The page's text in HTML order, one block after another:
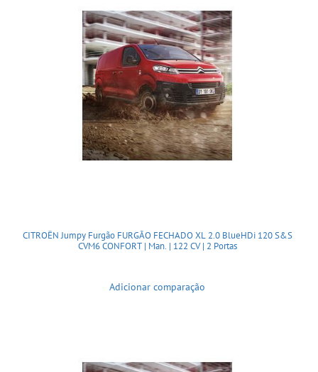
CITROËN Jumpy Furgão FURGÃO FECHADO XL 2.0 BlueHDi 120 S&S
CVM6 CONFORT | Man. | 122 CV | 2 Portas
Adicionar comparação